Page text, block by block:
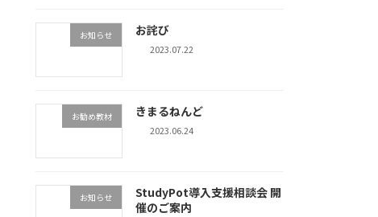
お知らせ お詫び
2023.07.22
お勧め教材 きまるねんど
2023.06.24
お知らせ
StudyPot導入支援相談会 開
催のご案内